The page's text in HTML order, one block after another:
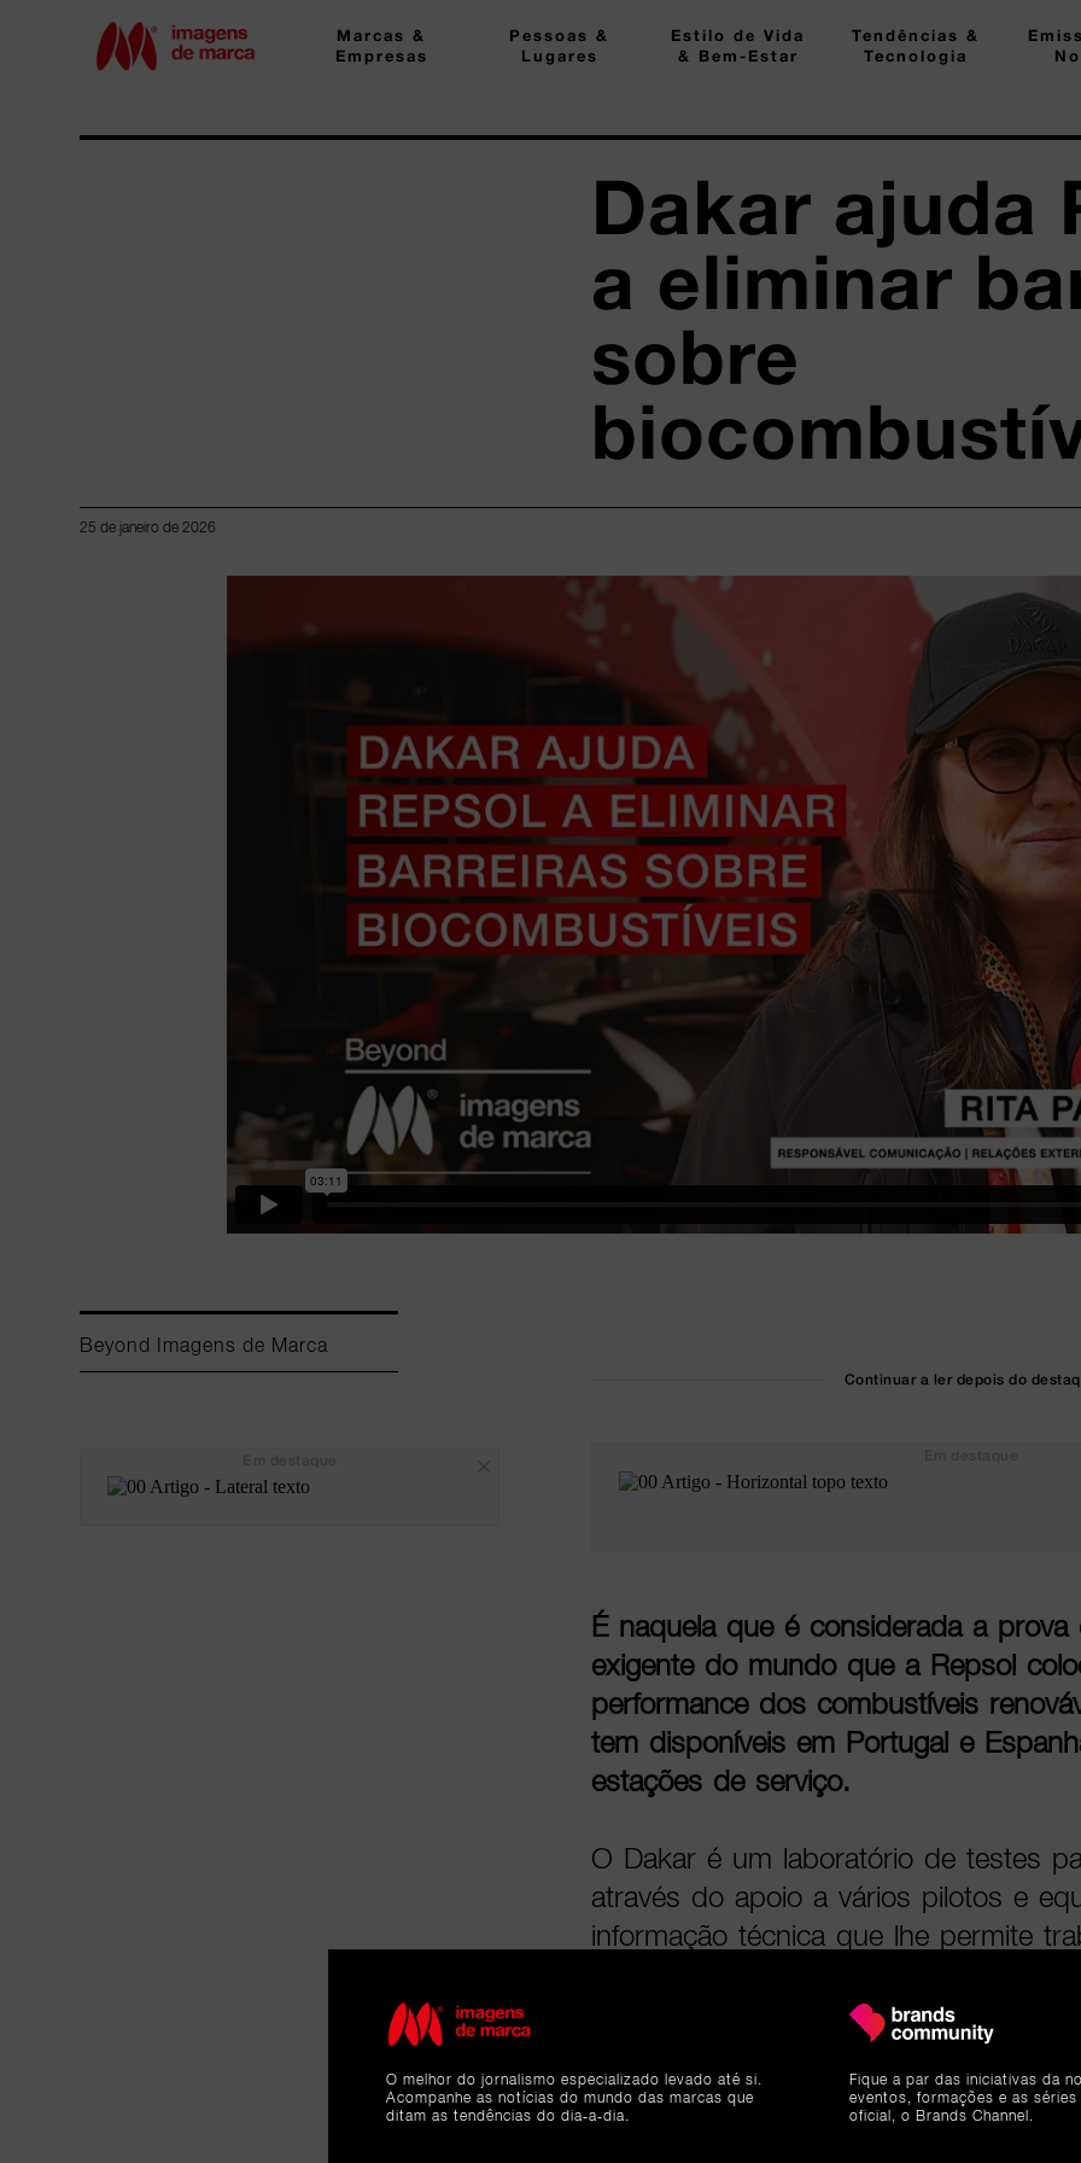
Marcas &
Empresas
Pessoas &
Lugares
Estilo de Vida
& Bem-Estar
Tendências &
Tecnologia
Dakar ajuda
a eliminar
sobre
25 de janeiro de 2026
Beyond Imagens de Marca
Continuar a ler depois do
É naquela que é considerada a
exigente do mundo que a Repsol
performance dos combustíveis
tem disponíveis em Portugal e
estações de serviço.
O Dakar é um laboratório de testes
através do apoio a vários pilotos e
informação técnica que lhe permite
profissionais, mas que a marca
alteração da legislação atual poderá
consumidores a reduzir a pegada de
de mudar de automóvel, utilizando
O melhor do jornalismo especializado levado até si.
Acompanhe as notícias do mundo das marcas que
ditam as tendências do dia-a-dia.
Fique a par das iniciativas da
eventos, formações e as
oficial, o Brands Channel.